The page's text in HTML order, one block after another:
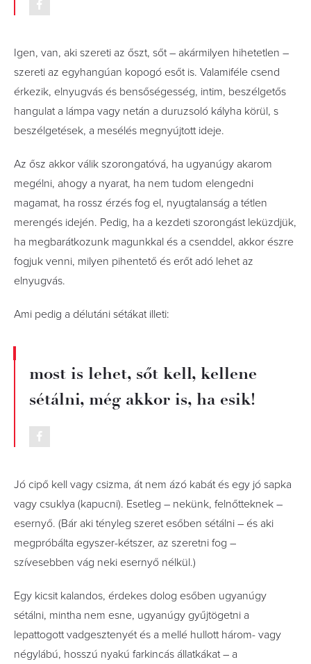
Igen, van, aki szereti az őszt, sőt – akármilyen hihetetlen –
szereti az egyhangúan kopogó esőt is. Valamiféle csend
érkezik, elnyugvás és bensőségesség, intim, beszélgetős
hangulat a lámpa vagy netán a duruzsoló kályha körül, s
beszélgetések, a mesélés megnyújtott ideje.
Az ősz akkor válik szorongatóvá, ha ugyanúgy akarom
megélni, ahogy a nyarat, ha nem tudom elengedni
magamat, ha rossz érzés fog el, nyugtalanság a tétlen
merengés idején. Pedig, ha a kezdeti szorongást leküzdjük,
ha megbarátkozunk magunkkal és a csenddel, akkor észre
fogjuk venni, milyen pihentető és erőt adó lehet az
elnyugvás.
Ami pedig a délutáni sétákat illeti:
most is lehet, sőt kell, kellene
sétálni, még akkor is, ha esik!
Jó cipő kell vagy csizma, át nem ázó kabát és egy jó sapka
vagy csuklya (kapucni). Esetleg – nekünk, felnőtteknek –
esernyő. (Bár aki tényleg szeret esőben sétálni – és aki
megpróbálta egyszer-kétszer, az szeretni fog –
szívesebben vág neki esernyő nélkül.)
Egy kicsit kalandos, érdekes dolog esőben ugyanúgy
sétálni, mintha nem esne, ugyanúgy gyűjtögetni a
lepattogott vadgesztenyét és a mellé hullott három- vagy
négylábú, hosszú nyakú farkincás állatkákat – a